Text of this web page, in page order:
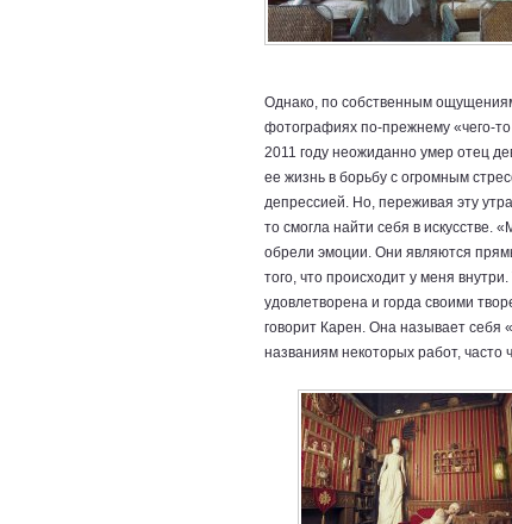
Однако, по собственным
фотографиях по-прежнему «чего-
2011 году неожиданно умер отец
ее жизнь в борьбу с огромным
депрессией. Но, переживая эту
то смогла найти себя в искусстве.
обрели эмоции. Они являются
того, что происходит у меня
удовлетворена и горда своими
говорит Карен. Она называет
названиям некоторых работ,